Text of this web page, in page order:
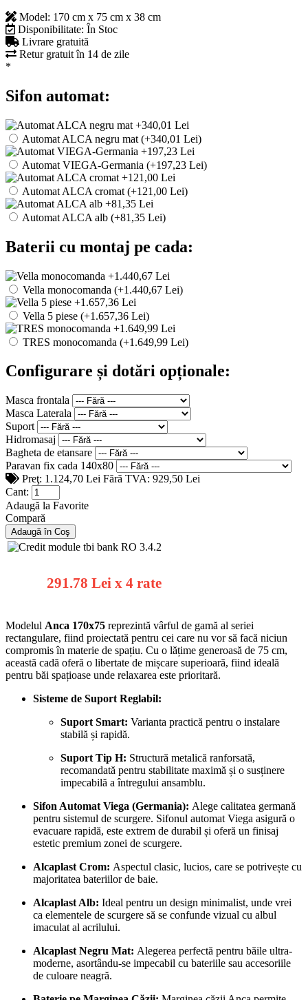
Model: 170 cm x 75 cm x 38 cm
Disponibilitate: În Stoc
Livrare gratuită
Retur gratuit în 14 de zile
*
Sifon automat:
Automat ALCA negru mat (+340,01 Lei)
Automat VIEGA-Germania (+197,23 Lei)
Automat ALCA cromat (+121,00 Lei)
Automat ALCA alb (+81,35 Lei)
Baterii cu montaj pe cada:
Vella monocomanda (+1.440,67 Lei)
Vella 5 piese (+1.657,36 Lei)
TRES monocomanda (+1.649,99 Lei)
Configurare și dotări opționale:
Masca frontala
Masca Laterala
Suport
Hidromasaj
Bagheta de etansare
Paravan fix cada 140x80
Preţ: 1.124,70 Lei Fără TVA: 929,50 Lei
Cant:
Adaugă la Favorite
Compară
291.78 Lei x 4 rate
Modelul Anca 170x75 reprezintă vârful de gamă al seriei
rectangulare, fiind proiectată pentru cei care nu vor să facă niciun
compromis în materie de spațiu. Cu o lățime generoasă de 75 cm,
această cadă oferă o libertate de mișcare superioară, fiind ideală
pentru băi spațioase unde relaxarea este prioritară.
Sisteme de Suport Reglabil:
Suport Smart: Varianta practică pentru o instalare
stabilă și rapidă.
Suport Tip H: Structură metalică ranforsată,
recomandată pentru stabilitate maximă și o susținere
impecabilă a întregului ansamblu.
Sifon Automat Viega (Germania): Alege calitatea germană
pentru sistemul de scurgere. Sifonul automat Viega asigură o
evacuare rapidă, este extrem de durabil și oferă un finisaj
estetic premium zonei de scurgere.
Alcaplast Crom: Aspectul clasic, lucios, care se potrivește cu
majoritatea bateriilor de baie.
Alcaplast Alb: Ideal pentru un design minimalist, unde vrei
ca elementele de scurgere să se confunde vizual cu albul
imaculat al acrilului.
Alcaplast Negru Mat: Alegerea perfectă pentru băile ultra-
moderne, asortându-se impecabil cu bateriile sau accesoriile
de culoare neagră.